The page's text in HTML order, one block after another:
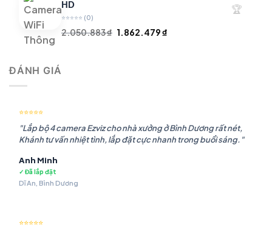
HD
⭐⭐⭐⭐⭐ (0)
2.050.883₫ Giá
1.862.479₫
🏆
ĐÁNH GIÁ
⭐⭐⭐⭐⭐
"Lắp bộ 4 camera Ezviz cho nhà xưởng ở Bình Dương rất nét,
Khánh tư vấn nhiệt tình, lắp đặt cực nhanh trong buổi sáng."
Anh Minh
✓ Đã lắp đặt
Dĩ An, Bình Dương
⭐⭐⭐⭐⭐